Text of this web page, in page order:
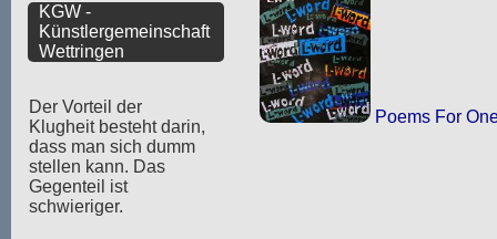
Poems For
KGW -
Künstlergemeinschaft
Wettringen
Der Vorteil der
Klugheit besteht darin,
dass man sich dumm
stellen kann. Das
Gegenteil ist
schwieriger.